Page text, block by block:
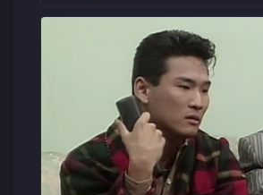
地产商为吸引顾客各出奇谋，
少，今集以趣剧为大家演绎。寓教
家的发音。主持杜德伟、林敏骢更
客串演出趣剧。